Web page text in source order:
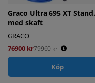
Graco Ultra 695 XT Stand.
med skaft
GRACO
76900 kr
Ordinarie pris:
79960 kr
Köp